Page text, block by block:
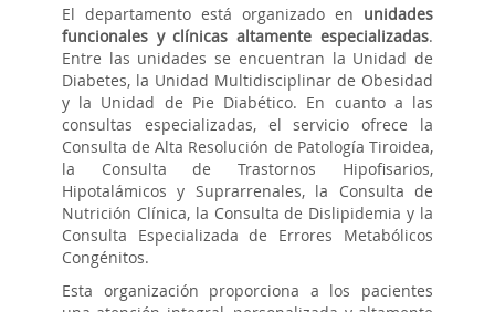
El departamento está organizado en unidades
funcionales y clínicas altamente especializadas.
Entre las unidades se encuentran la Unidad de
Diabetes, la Unidad Multidisciplinar de Obesidad
y la Unidad de Pie Diabético. En cuanto a las
consultas especializadas, el servicio ofrece la
Consulta de Alta Resolución de Patología Tiroidea,
la Consulta de Trastornos Hipofisarios,
Hipotalámicos y Suprarrenales, la Consulta de
Nutrición Clínica, la Consulta de Dislipidemia y la
Consulta Especializada de Errores Metabólicos
Congénitos.
Esta organización proporciona a los pacientes